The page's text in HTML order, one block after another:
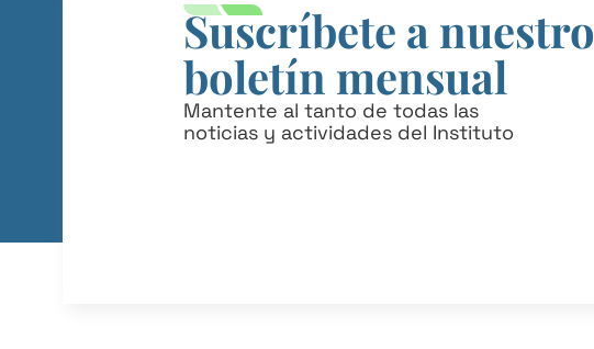
Suscríbete a nuestro
boletín mensual
Mantente al tanto de todas las
noticias y actividades del Instituto